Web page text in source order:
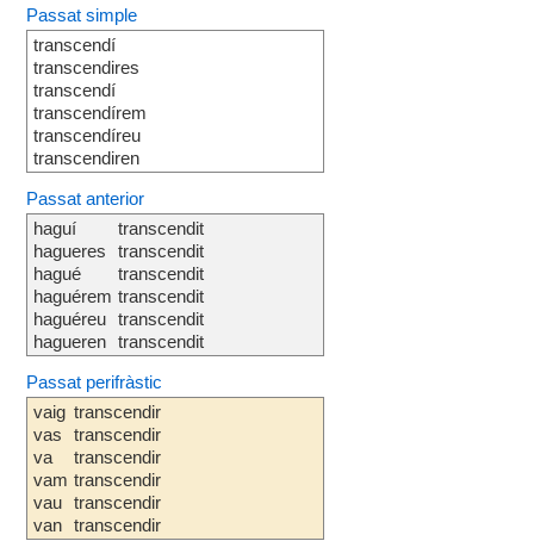
Passat simple
transcendí
transcendires
transcendí
transcendírem
transcendíreu
transcendiren
Passat anterior
haguí
hagueres
hagué
haguérem
haguéreu
hagueren
transcendit
transcendit
transcendit
transcendit
transcendit
transcendit
Passat perifràstic
vaig
vas
va
vam
vau
van
transcendir
transcendir
transcendir
transcendir
transcendir
transcendir